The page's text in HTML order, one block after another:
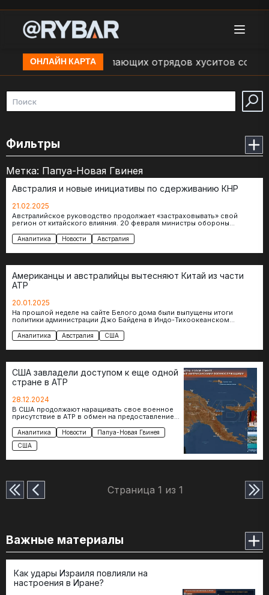
ОНЛАЙН КАРТА
об обстрелах наступающих отрядов хуситов со
Фильтры
Метка: Папуа-Новая Гвинея
Австралия и новые инициативы по сдерживанию КНР
21.02.2025
Австралийское руководство продолжает «застраховывать» свой
регион от китайского влияния. 20 февраля министры обороны
Аналитика Новости Австралия
Американцы и австралийцы вытесняют Китай из части
АТР
20.01.2025
На прошлой неделе на сайте Белого дома были выпущены итоги
политики администрации Джо Байдена в Индо-Тихоокеанском
Аналитика Австралия США
США завладели доступом к еще одной
стране в АТР
28.12.2024
В США продолжают наращивать свое военное
присутствие в АТР в обмен на предоставление
Недавно стало известно,…
Аналитика Новости
Папуа-Новая Гвинея
США
Страница 1 из 1
Важные материалы
Как удары Израиля повлияли на
настроения в Иране?